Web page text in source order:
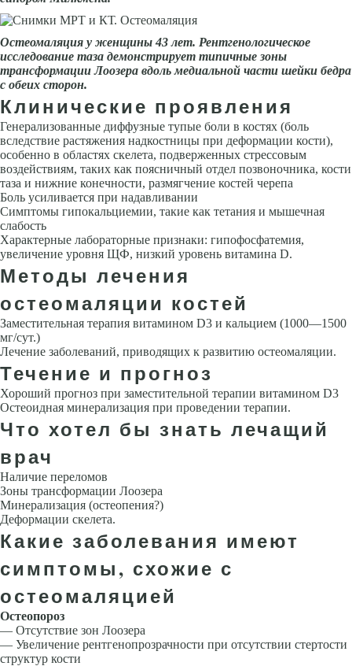
Остеомаляция у женщины 43 лет. Рентгенологическое
исследование таза демонстрирует типичные зоны
трансформации Лоозера вдоль медиальной части шейки бедра
с обеих сторон.
Клинические проявления
Генерализованные диффузные тупые боли в костях (боль
вследствие растяжения надкостницы при деформации кости),
особенно в областях скелета, подверженных стрессовым
воздействиям, таких как поясничный отдел позвоночника, кости
таза и нижние конечности, размягчение костей черепа
Боль усиливается при надавливании
Симптомы гипокальциемии, такие как тетания и мышечная
слабость
Характерные лабораторные признаки: гипофосфатемия,
увеличение уровня ЩФ, низкий уровень витамина D.
Методы лечения
остеомаляции костей
Заместительная терапия витамином D3 и кальцием (1000—1500
мг/сут.)
Лечение заболеваний, приводящих к развитию остеомаляции.
Течение и прогноз
Хороший прогноз при заместительной терапии витамином D3
Остеоидная минерализация при проведении терапии.
Что хотел бы знать лечащий
врач
Наличие переломов
Зоны трансформации Лоозера
Минерализация (остеопения?)
Деформации скелета.
Какие заболевания имеют
симптомы, схожие с
остеомаляцией
Остеопороз
— Отсутствие зон Лоозера
— Увеличение рентгенопрозрачности при отсутствии стертости
структур кости